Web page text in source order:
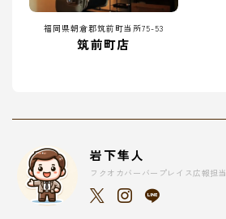
福岡県朝倉郡筑前町当所75-53
筑前町店
岩下隼人
フクオカバーバープレイス広報担当